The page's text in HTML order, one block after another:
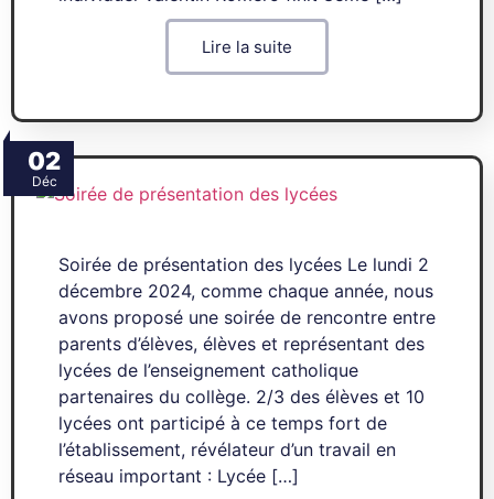
Lire la suite
02
Déc
Soirée de présentation des lycées Le lundi 2
décembre 2024, comme chaque année, nous
avons proposé une soirée de rencontre entre
parents d’élèves, élèves et représentant des
lycées de l’enseignement catholique
partenaires du collège. 2/3 des élèves et 10
lycées ont participé à ce temps fort de
l’établissement, révélateur d’un travail en
réseau important : Lycée […]